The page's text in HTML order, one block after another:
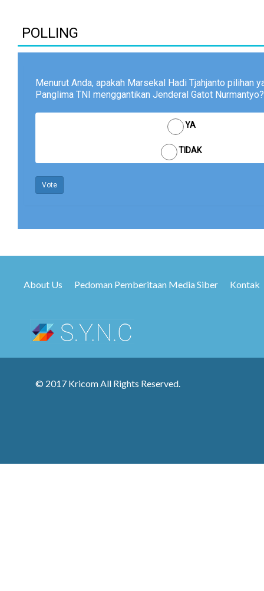
POLLING
Menurut Anda, apakah Marsekal Hadi Tjahjanto pilihan
Panglima TNI menggantikan Jenderal Gatot Nurmantyo?
YA
TIDAK
Vote
About Us Pedoman Pemberitaan Media Siber Kontak
© 2017 Kricom All Rights Reserved.